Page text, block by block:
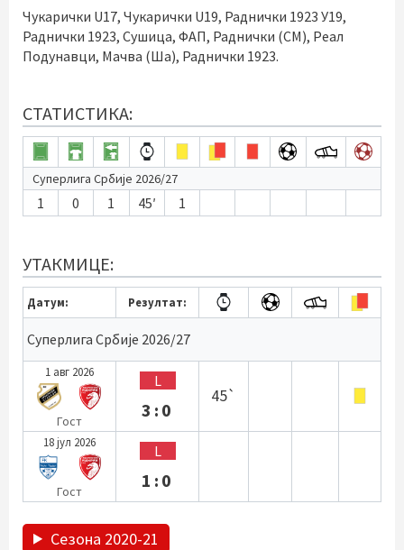
Чукарички U17, Чукарички U19, Раднички 1923 У19,
Раднички 1923, Сушица, ФАП, Раднички (СМ), Реал
Подунавци, Мачва (Ша), Раднички 1923.
СТАТИСТИКА:
Суперлига Србије 2026/27
1 0 1 45′ 1
УТАКМИЦЕ:
Датум: Резултат:
Суперлига Србије 2026/27
1 авг 2026
Гост
L
3:0
45`
18 јул 2026
Гост
L
1:0
Сезона 2020-21